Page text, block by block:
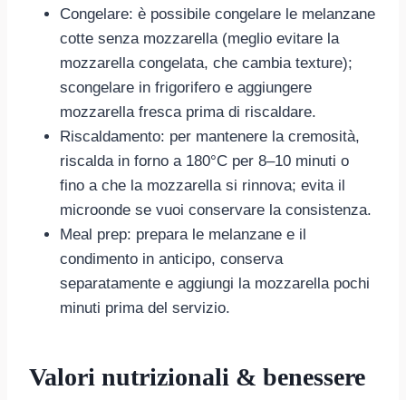
Congelare: è possibile congelare le melanzane
cotte senza mozzarella (meglio evitare la
mozzarella congelata, che cambia texture);
scongelare in frigorifero e aggiungere
mozzarella fresca prima di riscaldare.
Riscaldamento: per mantenere la cremosità,
riscalda in forno a 180°C per 8–10 minuti o
fino a che la mozzarella si rinnova; evita il
microonde se vuoi conservare la consistenza.
Meal prep: prepara le melanzane e il
condimento in anticipo, conserva
separatamente e aggiungi la mozzarella pochi
minuti prima del servizio.
Valori nutrizionali & benessere